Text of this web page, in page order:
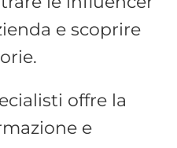
e scoprire
offre la
e